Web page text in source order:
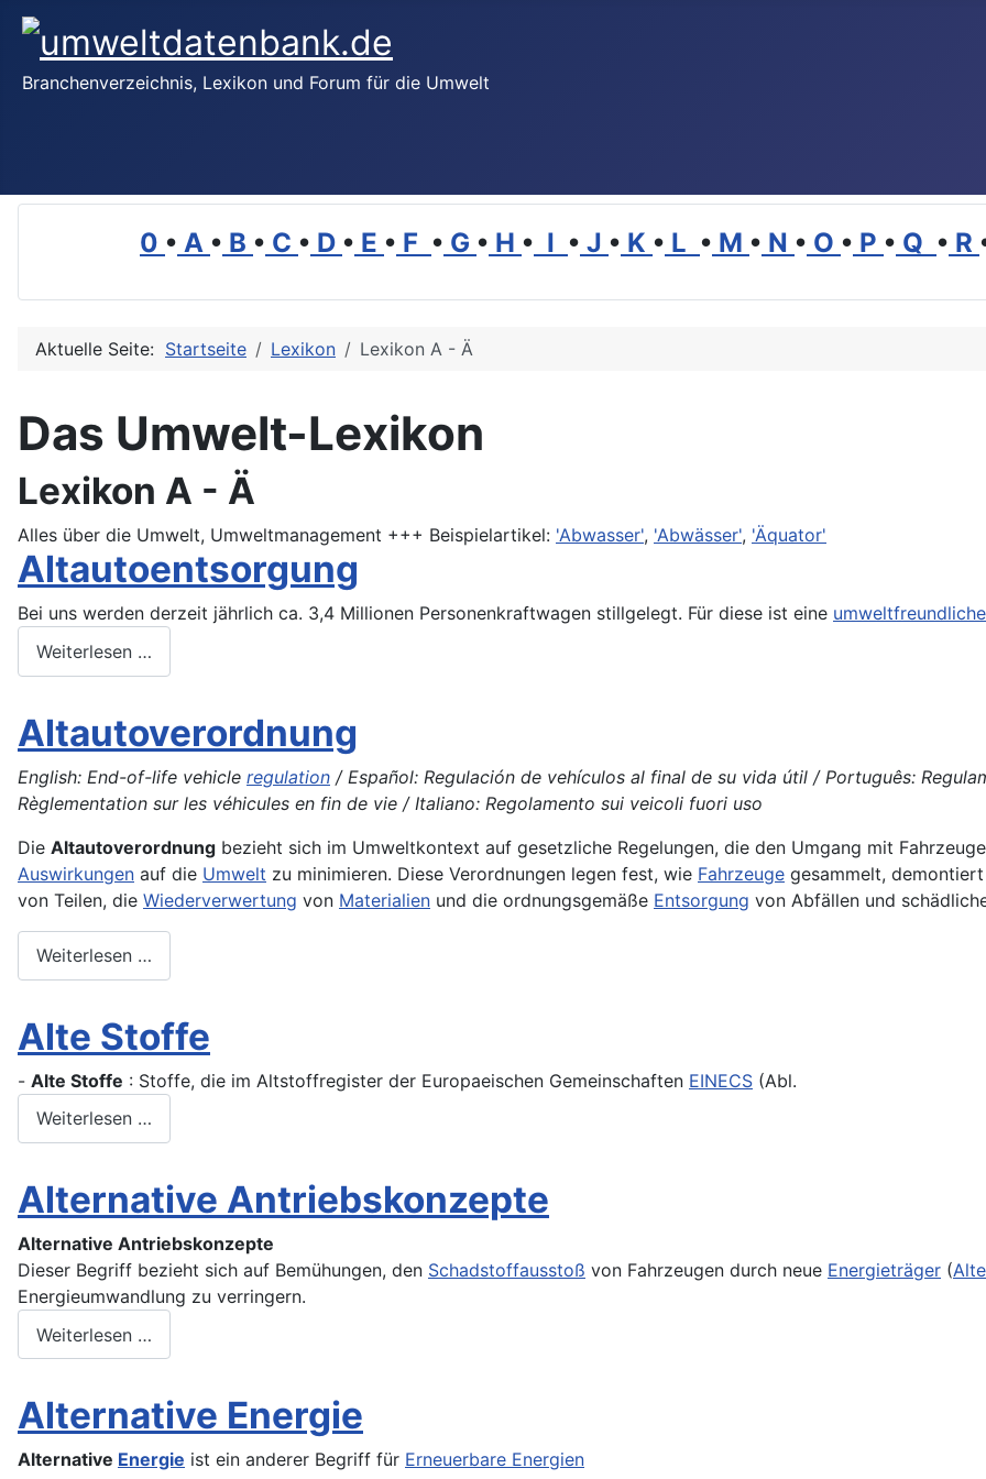
Branchenverzeichnis, Lexikon und Forum für die Umwelt
0 • A • B • C • D • E • F • G • H • I • J • K • L • M • N • O • P • Q • R
Aktuelle Seite: Startseite Lexikon Lexikon A - Ä
Das Umwelt-Lexikon
Lexikon A - Ä
Alles über die Umwelt, Umweltmanagement +++ Beispielartikel: 'Abwasser', 'Abwässer', 'Äquator'
Altautoentsorgung
Bei uns werden derzeit jährlich ca. 3,4 Millionen Personenkraftwagen stillgelegt. Für diese ist eine umweltfreundliche
Weiterlesen …
Altautoverordnung
English: End-of-life vehicle regulation / Español: Regulación de vehículos al final de su vida útil / Português:
Règlementation sur les véhicules en fin de vie / Italiano: Regolamento sui veicoli fuori uso
Die Altautoverordnung bezieht sich im Umweltkontext auf gesetzliche Regelungen, die den Umgang mit
Auswirkungen auf die Umwelt zu minimieren. Diese Verordnungen legen fest, wie Fahrzeuge gesammelt,
von Teilen, die Wiederverwertung von Materialien und die ordnungsgemäße Entsorgung von Abfällen und
Weiterlesen …
Alte Stoffe
- Alte Stoffe : Stoffe, die im Altstoffregister der Europaeischen Gemeinschaften EINECS (Abl.
Weiterlesen …
Alternative Antriebskonzepte
Alternative Antriebskonzepte
Dieser Begriff bezieht sich auf Bemühungen, den Schadstoffausstoß von Fahrzeugen durch neue Energieträger (
Energieumwandlung zu verringern.
Weiterlesen …
Alternative Energie
Alternative Energie ist ein anderer Begriff für Erneuerbare Energien